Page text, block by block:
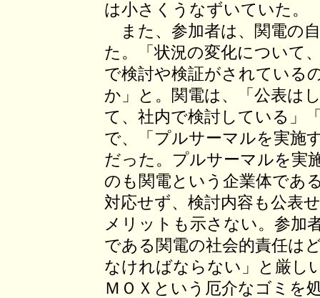
は小さくうなずいていた。
また、参加者は、関電の
た。「状況の変化について
で検討や検証がされている
か」と。関電は、「公表は
て、社内で検討している」
で、「プルサーマルを実施
だった。プルサーマルを実
のも関電という企業体であ
対応せず、検討内容も公表
メリットも示さない。参加
である関電の社会的責任は
なければならない」と厳し
ＭＯＸという厄介なゴミを